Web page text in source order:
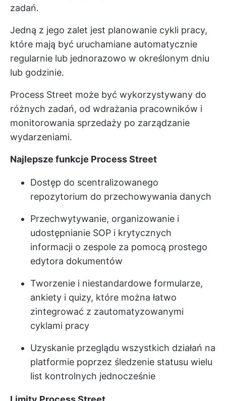
zadań.
Jedną z jego zalet jest planowanie cykli pracy,
które mają być uruchamiane automatycznie
regularnie lub jednorazowo w określonym dniu
lub godzinie.
Process Street może być wykorzystywany do
różnych zadań, od wdrażania pracowników i
monitorowania sprzedaży po zarządzanie
wydarzeniami.
Najlepsze funkcje Process Street
Dostęp do scentralizowanego
repozytorium do przechowywania danych
Przechwytywanie, organizowanie i
udostępnianie SOP i krytycznych
informacji o zespole za pomocą prostego
edytora dokumentów
Tworzenie i niestandardowe formularze,
ankiety i quizy, które można łatwo
zintegrować z zautomatyzowanymi
cyklami pracy
Uzyskanie przeglądu wszystkich działań na
platformie poprzez śledzenie statusu wielu
list kontrolnych jednocześnie